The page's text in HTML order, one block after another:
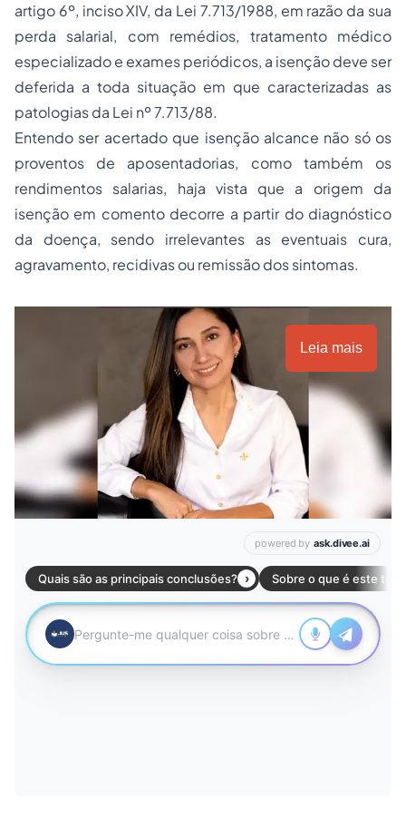
artigo 6º, inciso XIV, da Lei 7.713/1988, em razão da sua
perda salarial, com remédios, tratamento médico
especializado e exames periódicos, a isenção deve ser
deferida a toda situação em que caracterizadas as
patologias da Lei nº 7.713/88.
Entendo ser acertado que isenção alcance não só os
proventos de aposentadorias, como também os
rendimentos salarias, haja vista que a origem da
isenção em comento decorre a partir do diagnóstico
da doença, sendo irrelevantes as eventuais cura,
agravamento, recidivas ou remissão dos sintomas.
Leia mais